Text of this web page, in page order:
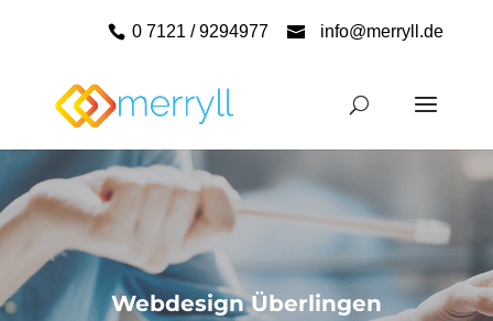
0 7121 / 9294977 info@merryll.de
Webdesign Überlingen